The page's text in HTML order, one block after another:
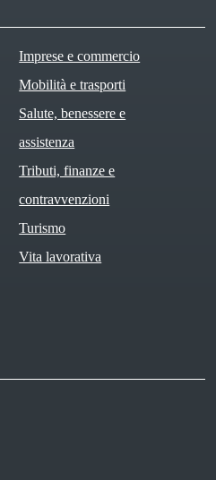
Imprese e commercio
Mobilità e trasporti
Salute, benessere e
assistenza
Tributi, finanze e
contravvenzioni
Turismo
Vita lavorativa